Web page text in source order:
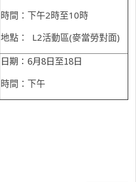
時間：下午2時至10時
地點： L2活動區(麥當勞對面)
日期：6月8日至18日
時間：下午